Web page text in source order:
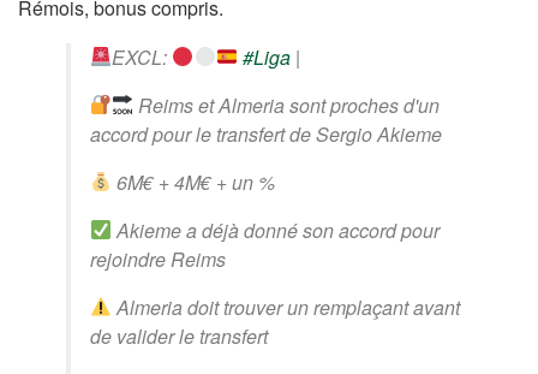
Rémois, bonus compris.
EXCL:
#Liga|
Reims et Almeria sont proches d'un
accord pour le transfert de Sergio Akieme
6M€ + 4M€ + un %
Akieme a déjà donné son accord pour
rejoindre Reims
Almeria doit trouver un remplaçant avant
de valider le transfert